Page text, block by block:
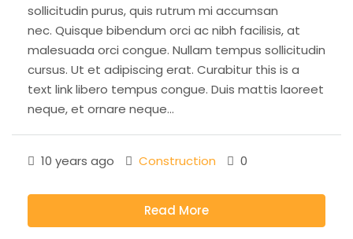
sollicitudin purus, quis rutrum mi accumsan
nec. Quisque bibendum orci ac nibh facilisis, at
malesuada orci congue. Nullam tempus sollicitudin
cursus. Ut et adipiscing erat. Curabitur this is a
text link libero tempus congue. Duis mattis laoreet
neque, et ornare neque...
10 years ago Construction 0
Read More